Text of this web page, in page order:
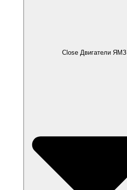
Close Двигатели ЯМЗ